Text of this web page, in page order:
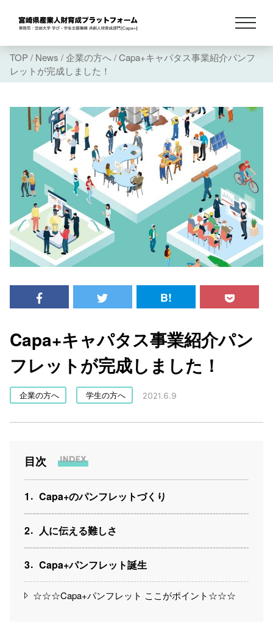
TOP/ News /企業の方へ/Capa+キャパタス事業紹介パンフ
レットが完成しました！
B!
Capa+キャパタス事業紹介パン
フレットが完成しました！
企業の方へ 学生の方へ 2021.6.9
目次
1 Capa+のパンフレットづくり
2 人に伝える難しさ
3 Capa+パンフレット誕生
☆☆☆Capa+パンフレット ここがポイント☆☆☆